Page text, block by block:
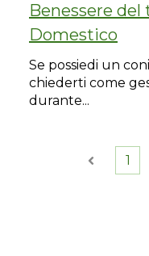
Benessere del
Domestico
Se possiedi un
chiederti come
durante...
Indietro
1